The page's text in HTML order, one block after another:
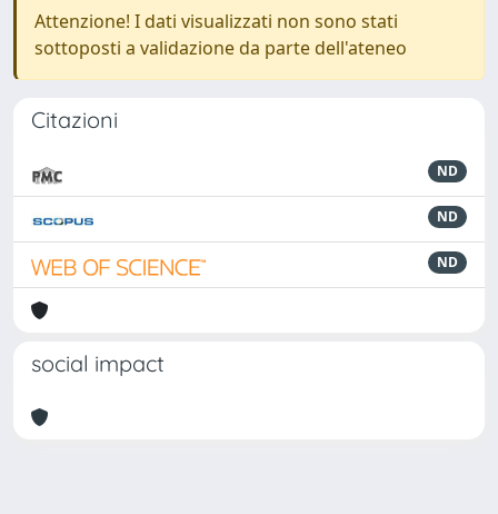
Attenzione! I dati visualizzati non sono stati
sottoposti a validazione da parte dell'ateneo
Citazioni
ND
ND
ND
social impact